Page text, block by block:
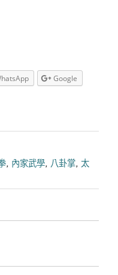
Google
, 內家武學, 八卦掌, 太